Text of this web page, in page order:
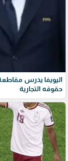
اليويفا يدرس
حقوقه التجارية